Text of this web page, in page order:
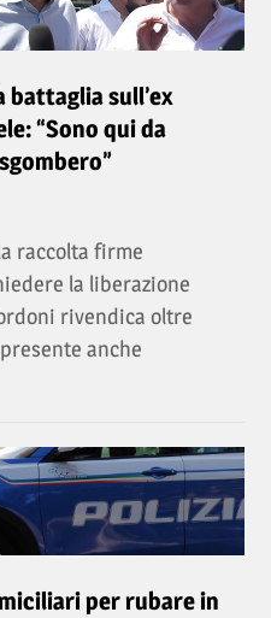
battaglia sull’ex
“Sono qui da
raccolta firme
la liberazione
rivendica oltre
anche
per rubare in